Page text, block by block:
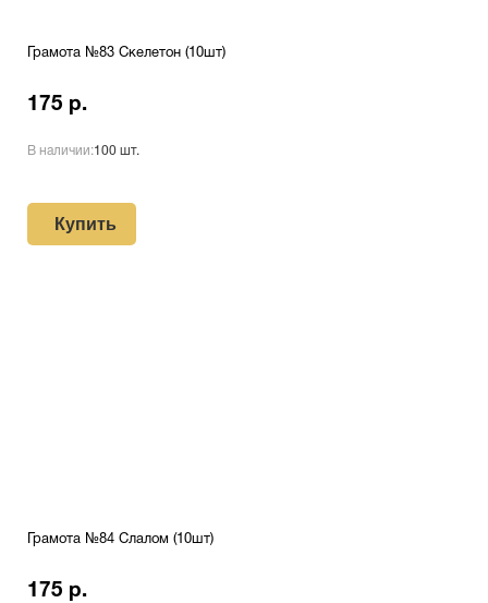
Грамота №83 Скелетон (10шт)
175 р.
В наличии:100 шт.
Купить
Грамота №84 Слалом (10шт)
175 р.